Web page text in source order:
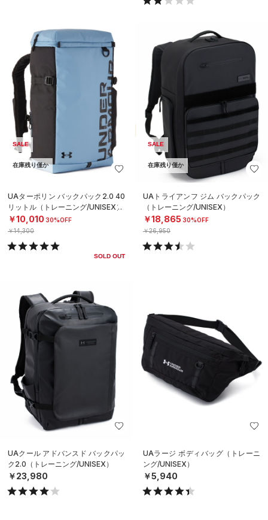
SALE
在庫残り僅か
UAターポリン バックパック2.0 40
リットル（トレーニング/UNISEX）
￥10,010 30%OFF
￥14,300
SOLD OUT
SALE
在庫残り僅か
UAトライアンフ ジム バックパック
（トレーニング/UNISEX）
￥18,865 30%OFF
￥26,950
UAクール アドバンスド バックパッ
ク2.0（トレーニング/UNISEX）
￥23,980
UAラージ ボディバッグ（トレーニ
ング/UNISEX）
￥5,940